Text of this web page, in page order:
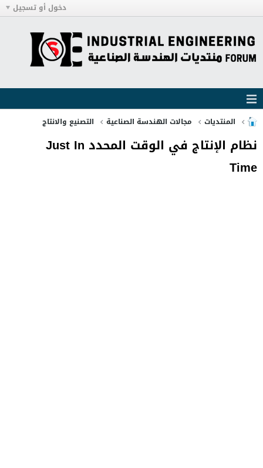
دخول أو تسجيل
المنتديات مجالات الهندسة الصناعية التصنيع والانتاج
نظام الإنتاج في الوقت المحدد Just In
Time